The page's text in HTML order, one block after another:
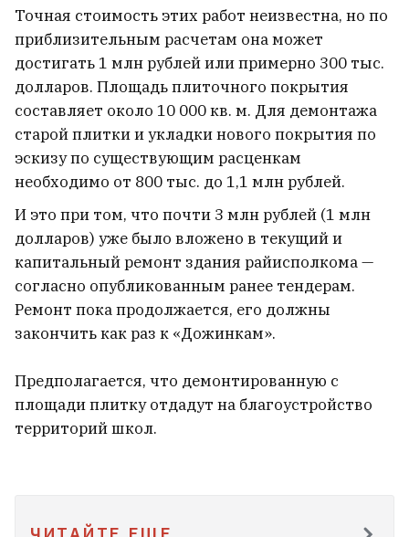
Точная стоимость этих работ неизвестна, но по
приблизительным расчетам она может
достигать 1 млн рублей или примерно 300 тыс.
долларов. Площадь плиточного покрытия
составляет около 10 000 кв. м. Для демонтажа
старой плитки и укладки нового покрытия по
эскизу по существующим расценкам
необходимо от 800 тыс. до 1,1 млн рублей.
И это при том, что почти 3 млн рублей (1 млн
долларов) уже было вложено в текущий и
капитальный ремонт здания райисполкома —
согласно опубликованным ранее тендерам.
Ремонт пока продолжается, его должны
закончить как раз к «Дожинкам».
Предполагается, что демонтированную с
площади плитку отдадут на благоустройство
территорий школ.
Диджеи играли прямо из фуры.
Вот как прошла громкая
вечеринка возле Национальной
библиотеки
2
КНДР заработала десятки миллиардов
DDoS-атака идет на сайты сразу